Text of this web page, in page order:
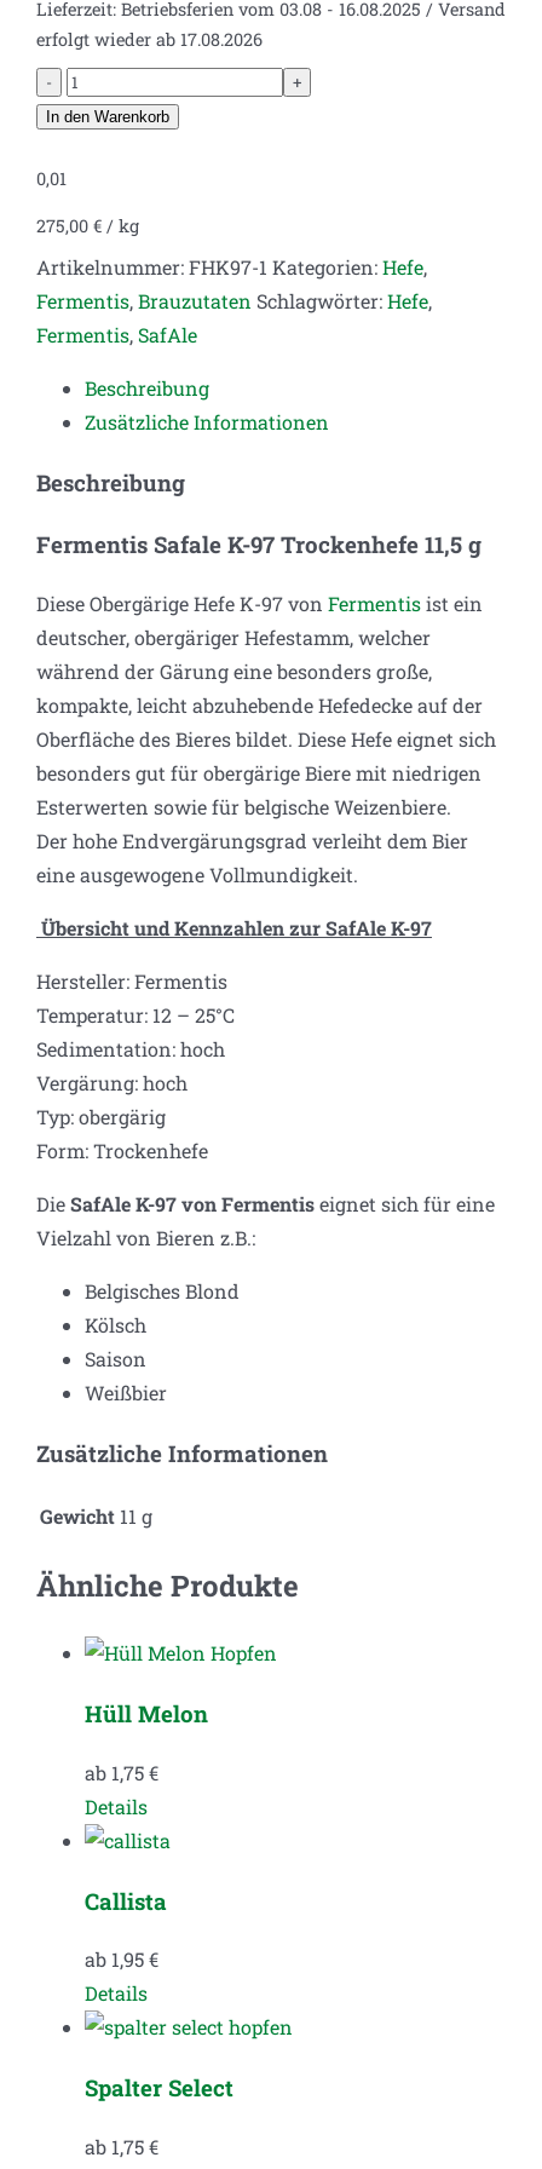
Lieferzeit: Betriebsferien vom 03.08 - 16.08.2025 / Versand
erfolgt wieder ab 17.08.2026
Fermentis
Safale
97
Trockenhefe
g
Menge
In den Warenkorb
0,01
275,00 € / kg
Artikelnummer:FHK97-1 Kategorien:Hefe,
Fermentis,Brauzutaten Schlagwörter:Hefe,
Fermentis,SafAle
Beschreibung
Zusätzliche Informationen
Beschreibung
Fermentis Safale K-97 Trockenhefe 11,5 g
Diese Obergärige Hefe K-97 von Fermentisist ein
deutscher, obergäriger Hefestamm, welcher
während der Gärung eine besonders große,
kompakte, leicht abzuhebende Hefedecke auf der
Oberfläche des Bieres bildet. Diese Hefe eignet sich
besonders gut für obergärige Biere mit niedrigen
Esterwerten sowie für belgische Weizenbiere.
Der hohe Endvergärungsgrad verleiht dem Bier
eine ausgewogene Vollmundigkeit.
Übersicht und Kennzahlen zur SafAle K-97
Hersteller: Fermentis
Temperatur: 12 – 25°C
Sedimentation: hoch
Vergärung: hoch
Typ: obergärig
Form: Trockenhefe
DieSafAle K-97 von Fermentiseignet sich für eine
Vielzahl von Bieren z.B.:
Belgisches Blond
Kölsch
Saison
Weißbier
Zusätzliche Informationen
Gewicht 11 g
Ähnliche Produkte
Hüll Melon
ab 1,75€
Dieses
Produkt
mehrere
auf.
Die
Optionen
können
auf
der
Details
Callista
ab 1,95€
Dieses
Produkt
mehrere
auf.
Details
Spalter Select
ab 1,75€